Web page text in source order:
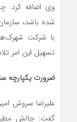
وی اضافه کرد:
شده باشد،
با شرکت
تسهیل این امر
ضرورت یکپارچه
علیرضا سروش
گفت: چالش